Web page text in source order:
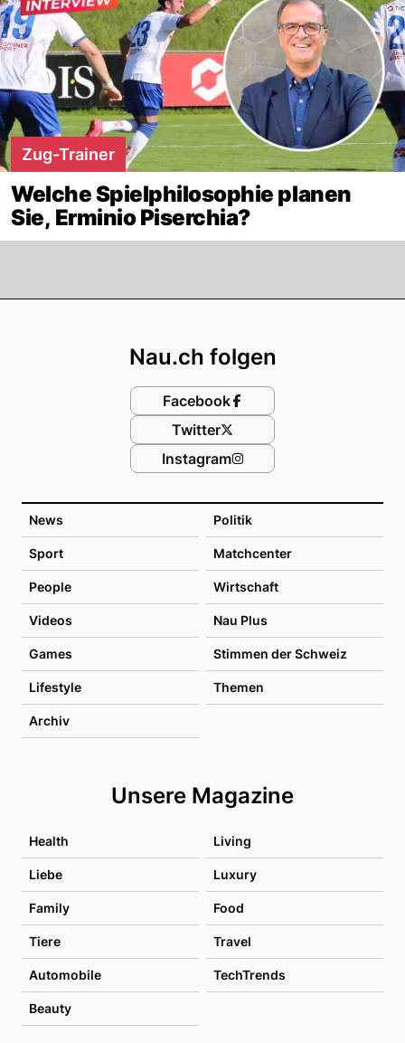
Zug-Trainer
Welche Spielphilosophie planen
Sie, Erminio Piserchia?
News Politik
Sport Matchcenter
People Wirtschaft
Videos Nau Plus
Games Stimmen der Schweiz
Lifestyle Themen
Archiv
Unsere Magazine
Health Living
Liebe Luxury
Family Food
Tiere Travel
Automobile TechTrends
Beauty
Nau.ch folgen
Facebook
Twitter
Instagram